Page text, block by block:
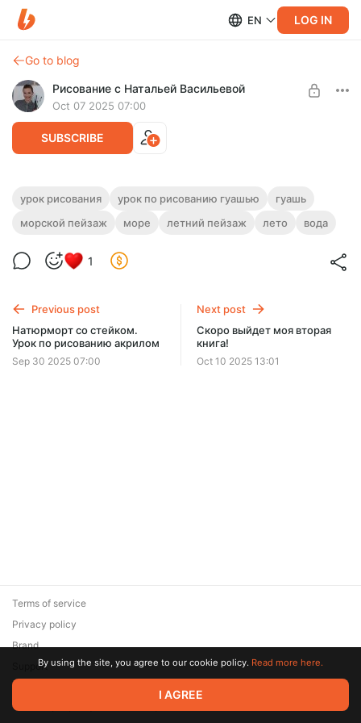
EN LOG IN
Go to blog
Рисование с Натальей Васильевой
Oct 07 2025 07:00
SUBSCRIBE
Балтийский берег. Урок по рисованию
гуашью
Рисуем балтийский берег. Длительность - 50 минут.
Level required:
урок рисования урок по рисованию гуашью
гуашь
морской пейзаж
море летний пейзаж лето вода
1
Previous post
Натюрморт со стейком.
Урок по рисованию акрилом
Sep 30 2025 07:00
Next post
Скоро выйдет моя вторая
книга!
Oct 10 2025 13:01
© 2026 Zaya Solutions Limited. All rights reserved. All trademarks
are the property of their respective owners.
Terms of service
Privacy policy
Brand
SupportBy using the site, you agree to our cookie policy. Read more here.
I AGREE